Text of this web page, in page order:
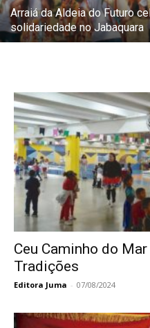
Arraiá da Aldeia do Futuro
solidariedade no Jabaquara
Ceu Caminho do
Tradições
Editora Juma - 07/08/2024